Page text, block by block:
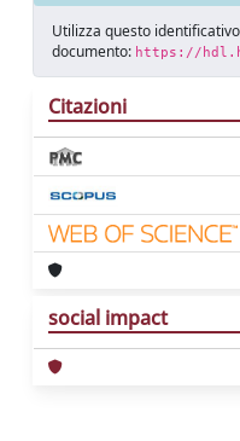
Utilizza questo
documento: https://
Citazioni
social impact